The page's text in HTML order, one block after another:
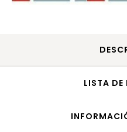
LISTA DE